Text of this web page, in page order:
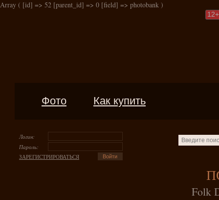
Array ( [id] => 52 [parent_id] => 0 [field] => photobank )
12+
Фото Как купить
Логин:
Пароль:
ЗАРЕГИСТРИРОВАТЬСЯ
Folk